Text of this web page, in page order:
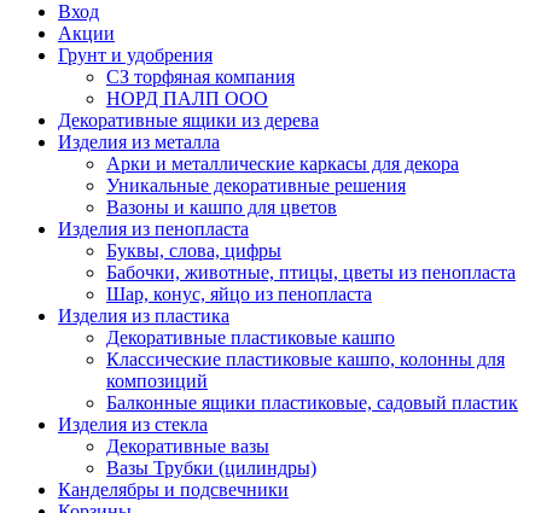
Вход
Акции
Грунт и удобрения
СЗ торфяная компания
НОРД ПАЛП ООО
Декоративные ящики из дерева
Изделия из металла
Арки и металлические каркасы для декора
Уникальные декоративные решения
Вазоны и кашпо для цветов
Изделия из пенопласта
Буквы, слова, цифры
Бабочки, животные, птицы, цветы из пенопласта
Шар, конус, яйцо из пенопласта
Изделия из пластика
Декоративные пластиковые кашпо
Классические пластиковые кашпо, колонны для
композиций
Балконные ящики пластиковые, садовый пластик
Изделия из стекла
Декоративные вазы
Вазы Трубки (цилиндры)
Канделябры и подсвечники